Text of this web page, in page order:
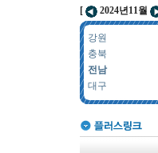
[ 2024년11월
강원
충북
전남
대구